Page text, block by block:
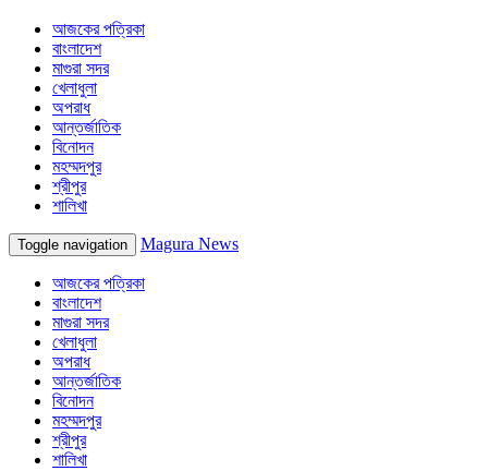
আজকের পত্রিকা
বাংলাদেশ
মাগুরা সদর
খেলাধুলা
অপরাধ
আন্তর্জাতিক
বিনোদন
মহম্মদপুর
শ্রীপুর
শালিখা
Toggle navigation Magura News
আজকের পত্রিকা
বাংলাদেশ
মাগুরা সদর
খেলাধুলা
অপরাধ
আন্তর্জাতিক
বিনোদন
মহম্মদপুর
শ্রীপুর
শালিখা